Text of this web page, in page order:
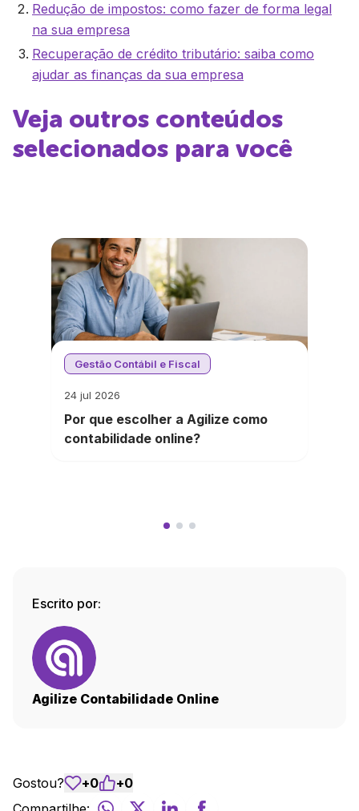
Redução de impostos: como fazer de forma legal
na sua empresa
Recuperação de crédito tributário: saiba como
ajudar as finanças da sua empresa
Veja outros conteúdos
selecionados para você
Gestão Contábil e Fiscal
24 jul 2026
Por que escolher a Agilize como
contabilidade online?
Escrito por:
Agilize Contabilidade Online
Gostou? +0 +0